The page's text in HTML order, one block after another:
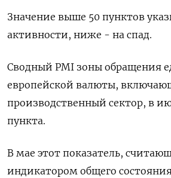
Значение выше ​50 пунктов
активности, ниже - на ​спад.
Сводный ​PMI ‌зоны обращения
европейской валюты,
производственный сектор, в
пункта.
В ⁠мае этот показатель,
‌индикатором общего